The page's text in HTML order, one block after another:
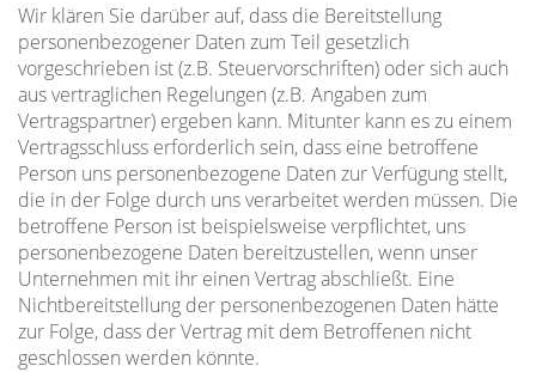
Wir klären Sie darüber auf, dass die Bereitstellung
personenbezogener Daten zum Teil gesetzlich
vorgeschrieben ist (z.B. Steuervorschriften) oder sich auch
aus vertraglichen Regelungen (z.B. Angaben zum
Vertragspartner) ergeben kann. Mitunter kann es zu einem
Vertragsschluss erforderlich sein, dass eine betroffene
Person uns personenbezogene Daten zur Verfügung stellt,
die in der Folge durch uns verarbeitet werden müssen. Die
betroffene Person ist beispielsweise verpflichtet, uns
personenbezogene Daten bereitzustellen, wenn unser
Unternehmen mit ihr einen Vertrag abschließt. Eine
Nichtbereitstellung der personenbezogenen Daten hätte
zur Folge, dass der Vertrag mit dem Betroffenen nicht
geschlossen werden könnte.